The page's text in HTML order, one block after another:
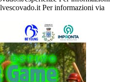
Per informazioni via